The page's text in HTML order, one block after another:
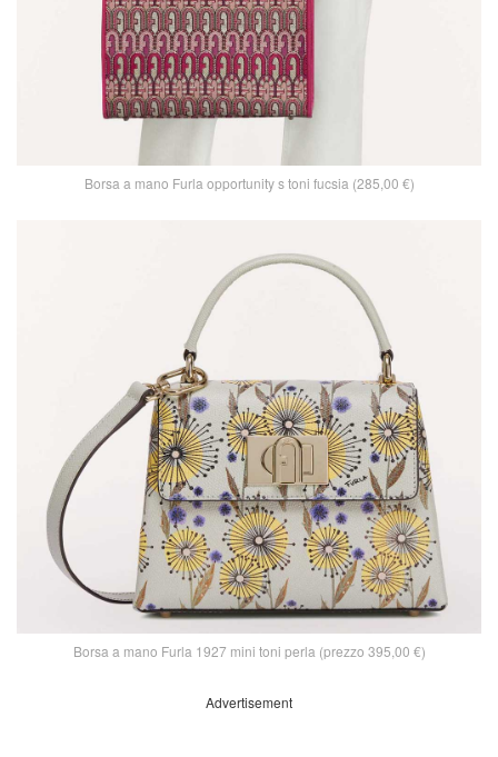
Borsa a mano Furla opportunity s toni fucsia (285,00 €)
Borsa a mano Furla 1927 mini toni perla (prezzo 395,00 €)
Advertisement